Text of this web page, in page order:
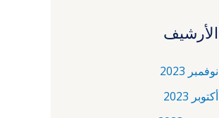
الأرشيف
نوفمبر 2023
أكتوبر 2023